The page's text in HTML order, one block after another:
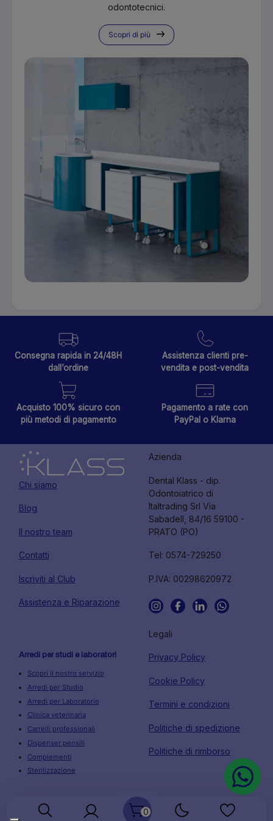
odontotecnici.
Scopri di più
0
Consegna rapida in 24/48H
dall’ordine
Assistenza clienti pre-
vendita e post-vendita
Acquisto 100% sicuro con
più metodi di pagamento
Pagamento a rate con
PayPal o Klarna
Chi siamo
Blog
Il nostro team
Contatti
Iscriviti al Club
Assistenza e Riparazione
Azienda
Dental Klass - dip.
Odontoiatrico di
Italtrading Srl Via
Sabadell, 84/16 59100 -
PRATO (PO)
Tel: 0574-729250
P.IVA: 00298620972
Arredi per studi e laboratori
Scopri il nostro servizio
Arredi per Studio
Arredi per Laboratorio
Clinica veterinaria
Carrelli professionali
Dispenser pensili
Complementi
Sterilizzazione
Legali
Privacy Policy
Cookie Policy
Termini e condizioni
Politiche di spedizione
Politiche di rimborso